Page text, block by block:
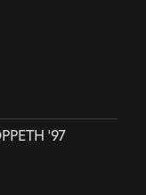
'97